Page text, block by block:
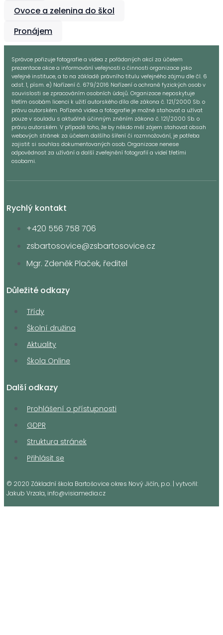
Ovoce a zelenina do škol
Pronájem
Správce pořizuje fotografie a videa z pořádaných akcí za účelem
prezentace akce a informování veřejnosti o činnosti organizace jako
veřejné instituce, a to na základě právního titulu veřejného zájmu dle čl. 6
odst. 1, písm. e) Nařízení č. 679/2016 Nařízení o ochraně fyzických osob v
souvislosti se zpracováním osobních údajů. Organizace neposkytuje
třetím osobám licenci k užití autorského díla dle zákona č. 121/2000 Sb. o
právu autorském. Pořízená videa a fotografie je možné stahovat a užívat
pouze v souladu s aktuálně účinným zněním zákona č. 121/2000 Sb. o
právu autorském. V případě toho, že by někdo měl zájem stahovat obsah
webových stránek za účelem dalšího šíření či rozmnožování, je potřeba
zajistit si souhlas dokumentovaných osob. Organizace nenese
odpovědnost za užívání a další zveřejnění fotografií a videí třetími
osobami.
Rychlý kontakt
+420 556 758 706
zsbartosovice@zsbartosovice.cz
Mgr. Zdeněk Plaček, ředitel
Důležité odkazy
Třídy
Školní družina
Aktuality
Škola Online
Další odkazy
Prohlášení o přístupnosti
GDPR
Struktura stránek
Přihlásit se
© 2020 Základní škola Bartošovice okres Nový Jičín, p.o. | vytvořil:
Jakub Vrzala, info@visiamedia.cz